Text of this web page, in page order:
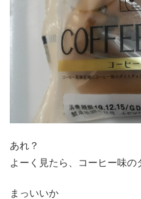
あれ？
よーく見たら、コーヒー味の
まっいいか